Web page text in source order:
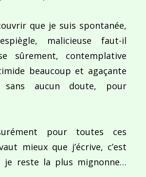
que je suis spontanée,
malicieuse faut-il
sûrement, contemplative
beaucoup et agaçante
sans aucun doute, pour
pour toutes ces
mieux que j’écrive, c’est
je reste la plus mignonne…